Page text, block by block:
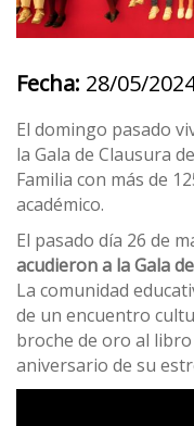
Fecha: 28/05/
El domingo pasado
la Gala de Clausura
Familia con más de
académico.
El pasado día 26 de
acudieron a la Gala
La comunidad
de un encuentro
broche de oro al
aniversario de su